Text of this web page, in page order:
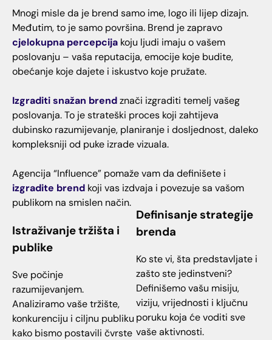
Mnogi misle da je brend samo ime, logo ili lijep dizajn.
Međutim, to je samo površina. Brend je zapravo
cjelokupna percepcija koju ljudi imaju o vašem
poslovanju – vaša reputacija, emocije koje budite,
obećanje koje dajete i iskustvo koje pružate.
Izgraditi snažan brendznači izgraditi temelj vašeg
poslovanja. To je strateški proces koji zahtijeva
dubinsko razumijevanje, planiranje i dosljednost, daleko
kompleksniji od puke izrade vizuala.
Agencija “Influence” pomaže vam da definišete i
izgradite brend koji vas izdvaja i povezuje sa vašom
publikom na smislen način.
Istraživanje tržišta i
publike
Sve počinje
razumijevanjem.
Analiziramo vaše tržište,
konkurenciju i ciljnu publiku
kako bismo postavili čvrste
Definisanje strategije
brenda
Ko ste vi, šta predstavljate i
zašto ste jedinstveni?
Definišemo vašu misiju,
viziju, vrijednosti i ključnu
poruku koja će voditi sve
vaše aktivnosti.